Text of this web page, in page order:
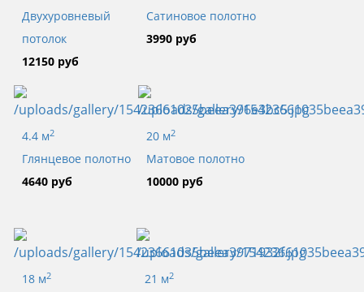
Двухуровневый
потолок
12150 руб
Сатиновое полотно
3990 руб
4.4 м2
Глянцевое полотно
4640 руб
20 м2
Матовое полотно
10000 руб
18 м2 21 м2